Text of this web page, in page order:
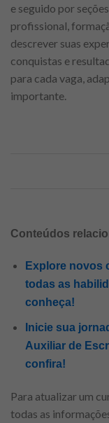
e seguido por
profissional,
descrever suas
conquistas e
para cada vaga,
importante.
Conteúdos
Explore novos
todas as
conheça!
Inicie sua
Auxiliar de
confira!
Para atualizar um
todas as